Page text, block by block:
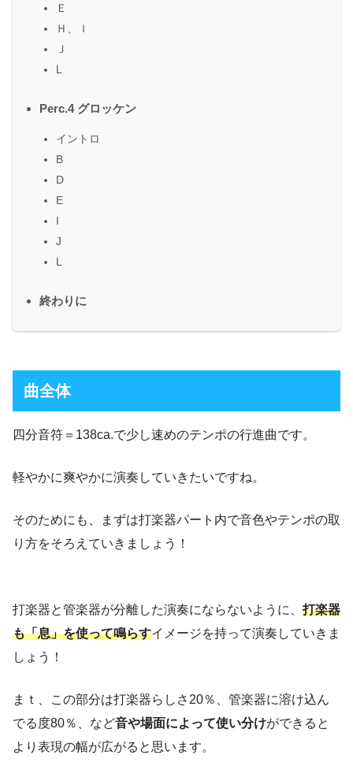
Ｅ
Ｈ、Ｉ
Ｊ
L
Perc.4 グロッケン
イントロ
B
D
E
I
J
L
終わりに
曲全体
四分音符＝138ca.で少し速めのテンポの行進曲です。
軽やかに爽やかに演奏していきたいですね。
そのためにも、まずは打楽器パート内で音色やテンポの取
り方をそろえていきましょう！
打楽器と管楽器が分離した演奏にならないように、 打楽器
も「息」を使って鳴らすイメージを持って演奏していきま
しょう！
まｔ、この部分は打楽器らしさ20％、管楽器に溶け込ん
でる度80％、など音や場面によって使い分けができると
より表現の幅が広がると思います。